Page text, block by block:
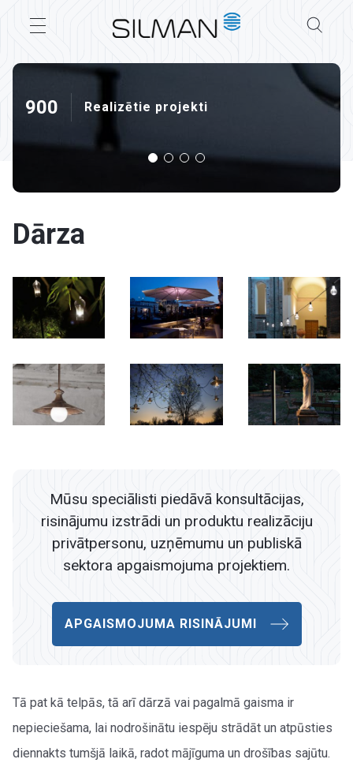
900 Realizētie projekti
Dārza
Mūsu speciālisti piedāvā konsultācijas,
risinājumu izstrādi un produktu realizāciju
privātpersonu, uzņēmumu un publiskā
sektora apgaismojuma projektiem.
APGAISMOJUMA RISINĀJUMI
Tā pat kā telpās, tā arī dārzā vai pagalmā gaisma ir
nepieciešama, lai nodrošinātu iespēju strādāt un atpūsties
diennakts tumšjā laikā, radot mājīguma un drošības sajūtu.